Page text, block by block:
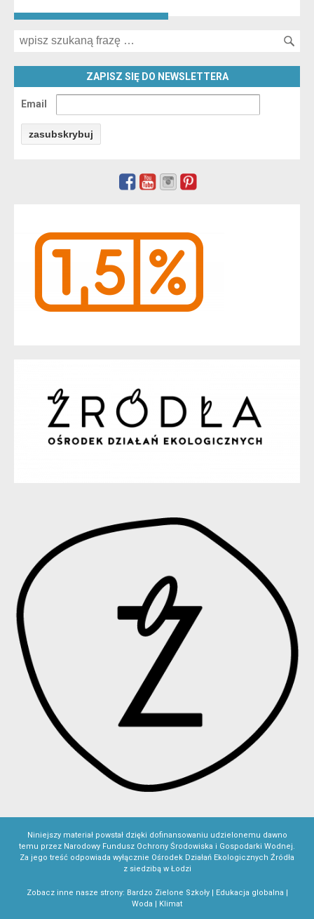
Search for:
ZAPISZ SIĘ DO NEWSLETTERA
Email
Niniejszy materiał powstał dzięki dofinansowaniu udzielonemu dawno
temu przez Narodowy Fundusz Ochrony Środowiska i Gospodarki Wodnej.
Za jego treść odpowiada wyłącznie Ośrodek Działań Ekologicznych Źródła
z siedzibą w Łodzi
Zobacz inne nasze strony: Bardzo Zielone Szkoły| Edukacja globalna |
Woda | Klimat